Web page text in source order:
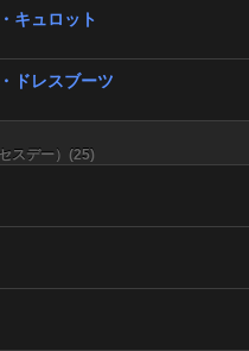
キュロット
ドレスブーツ
スデー）(25)